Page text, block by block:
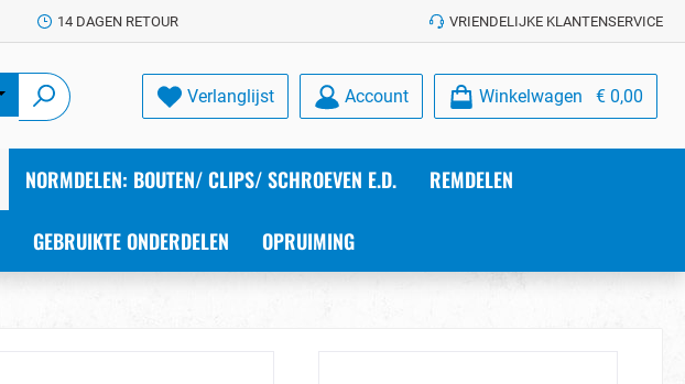
14 DAGEN RETOUR VRIENDELIJKE KLANTENSERVICE
Verlanglijst Account Winkelwagen € 0,00
NORMDELEN: BOUTEN/ CLIPS/ SCHROEVEN E.D. REMDELEN
GEBRUIKTE ONDERDELEN OPRUIMING